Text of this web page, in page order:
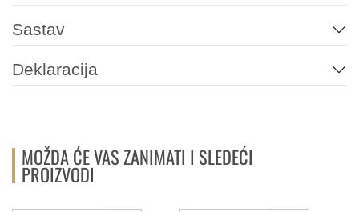
Sastav
Deklaracija
MOŽDA ĆE VAS ZANIMATI I SLEDEĆI
PROIZVODI